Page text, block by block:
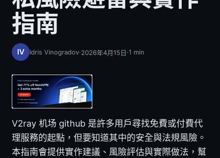
指南
Idris Vinogradov·2026年4月15日·1 min
V2ray 机场 github 是許多用戶尋找免費或付費代
理服務的起點，但要知道其中的安全與法規風險。
本指南會提供實作建議、風險評估與實際做法，幫